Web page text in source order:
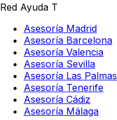
Red Ayuda T
Asesoría Madrid
Asesoría Barcelona
Asesoría Valencia
Asesoría Sevilla
Asesoría Las Palmas
Asesoría Tenerife
Asesoría Cádiz
Asesoría Málaga